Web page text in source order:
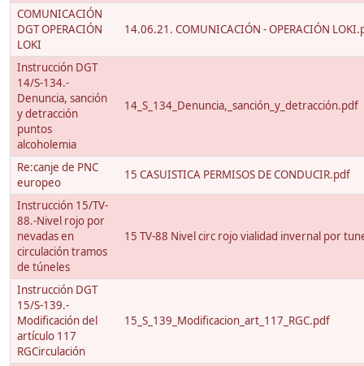
COMUNICACIÓN
DGT OPERACIÓN
LOKI
14.06.21. COMUNICACIÓN - OPERACIÓN
Instrucción DGT
14/S-134.-
Denuncia, sanción
y detracción
puntos
alcoholemia
14_S_134_Denuncia,_sanción_y_detracción.pdf
Re:canje de PNC
europeo
15 CASUISTICA PERMISOS DE CONDUCIR.pdf
Instrucción 15/TV-
88.-Nivel rojo por
nevadas en
circulación tramos
de túneles
15 TV-88 Nivel circ rojo vialidad invernal por
Instrucción DGT
15/S-139.-
Modificación del
artículo 117
RGCirculación
15_S_139_Modificacion_art_117_RGC.pdf